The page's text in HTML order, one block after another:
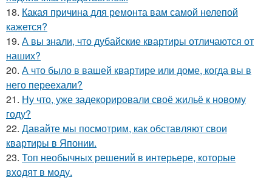
18. Какая причина для ремонта вам самой нелепой
кажется?
19. А вы знали, что дубайские квартиры отличаются от
наших?
20. А что было в вашей квартире или доме, когда вы в
него переехали?
21. Ну что, уже задекорировали своё жильё к новому
году?
22. Давайте мы посмотрим, как обставляют свои
квартиры в Японии.
23. Топ необычных решений в интерьере, которые
входят в моду.